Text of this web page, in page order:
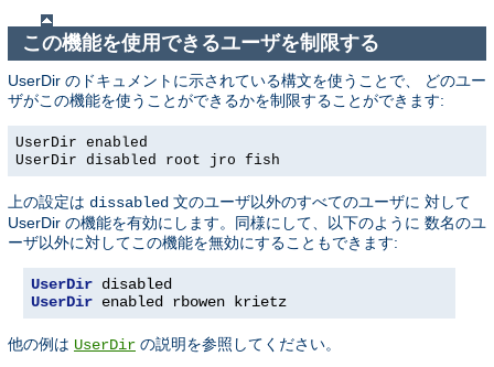
この機能を使用できるユーザを制限する
UserDir のドキュメントに示されている構文を使うことで、 どのユー
ザがこの機能を使うことができるかを制限することができます:
UserDir enabled
UserDir disabled root jro fish
上の設定は dissabled 文のユーザ以外のすべてのユーザに 対して
UserDir の機能を有効にします。同様にして、以下のように 数名のユ
ーザ以外に対してこの機能を無効にすることもできます:
UserDir disabled
UserDir enabled rbowen krietz
他の例は UserDir の説明を参照してください。